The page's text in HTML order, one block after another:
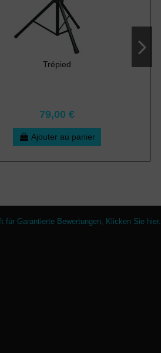
Trépied
79,00 €
Ajouter au panier
für Garantierte Bewertungen, Klicken Sie hier.